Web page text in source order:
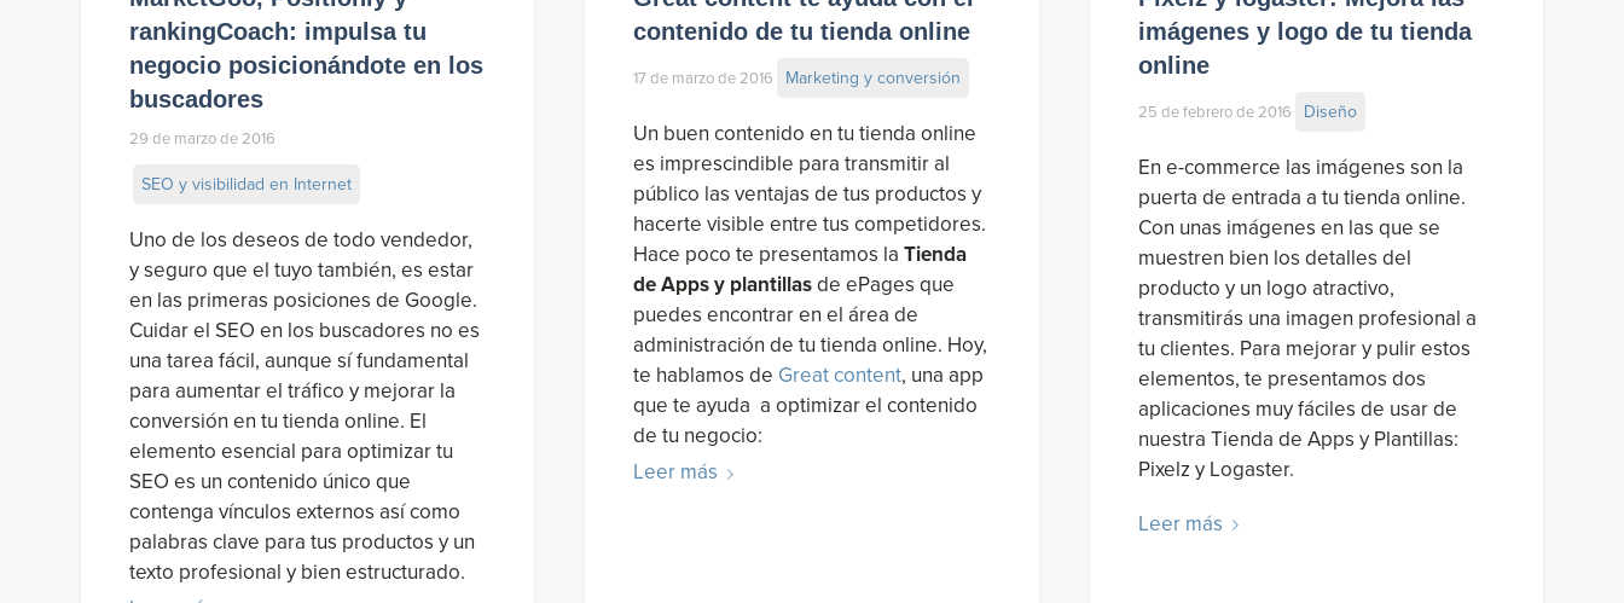
rankingCoach: impulsa tu
negocio posicionándote en los
buscadores
29 de marzo de 2016
SEO y visibilidad en Internet
Uno de los deseos de todo vendedor,
y seguro que el tuyo también, es estar
en las primeras posiciones de Google.
Cuidar el SEO en los buscadores no es
una tarea fácil, aunque sí fundamental
para aumentar el tráfico y mejorar la
conversión en tu tienda online. El
elemento esencial para optimizar tu
SEO es un contenido único que
contenga vínculos externos así como
palabras clave para tus productos y un
texto profesional y bien estructurado.
contenido de tu tienda online
17 de marzo de 2016 Marketing y conversión
Un buen contenido en tu tienda online
es imprescindible para transmitir al
público las ventajas de tus productos y
hacerte visible entre tus competidores.
Hace poco te presentamos laTienda
de Apps y plantillasde ePages que
puedes encontrar en el área de
administración de tu tienda online. Hoy,
te hablamos de Great content, una app
que te ayuda a optimizar el contenido
de tu negocio:
Leer más
imágenes y logo de tu tienda
online
25 de febrero de 2016 Diseño
En e-commerce las imágenes son la
puerta de entrada a tu tienda online.
Con unas imágenes en las que se
muestren bien los detalles del
producto y un logo atractivo,
transmitirás una imagen profesional a
tu clientes. Para mejorar y pulir estos
elementos, te presentamos dos
aplicaciones muy fáciles de usar de
nuestra Tienda de Apps y Plantillas:
Pixelz y Logaster.
Leer más